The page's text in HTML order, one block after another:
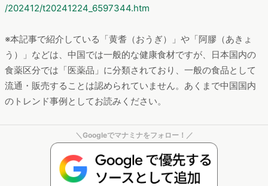
/202412/t20241224_6597344.htm
※本記事で紹介している「黄耆（おうぎ）」や「阿膠（あきょ
う）」などは、中国では一般的な健康食材ですが、日本国内の
食薬区分では「医薬品」に分類されており、一般の食品として
流通・販売することは認められていません。あくまで中国国内
のトレンド事例としてお読みください。
＼Googleでマナミナをフォロー！／